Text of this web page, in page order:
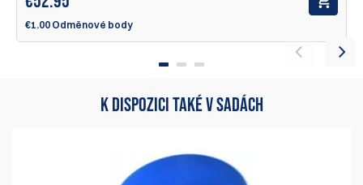
€1.00 Odměnové body
K DISPOZICI TAKÉ V SADÁCH